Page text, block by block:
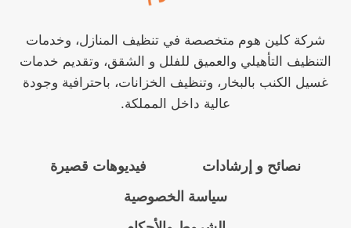
شركة كلين هوم متخصصة في تنظيف المنازل، وخدمات
التنظيف التأهيلي والعميق للفلل و الشقق، وتقديم خدمات
غسيل الكنب بالبخار، وتنظيف الخزانات، باحترافية وجودة
عالية داخل المملكة.
نصائح و إرشادات
فيديوهات قصيرة
سياسة الخصوصية